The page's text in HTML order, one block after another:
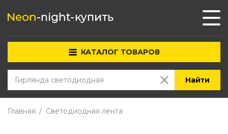
КАТАЛОГ ТОВАРОВ
Найти
Главная Светодиодная лента